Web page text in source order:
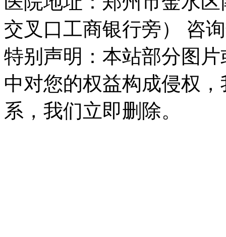
交叉口工商银行旁） 咨
特别声明：本站部分图
中对您的权益构成侵权
系，我们立即删除。